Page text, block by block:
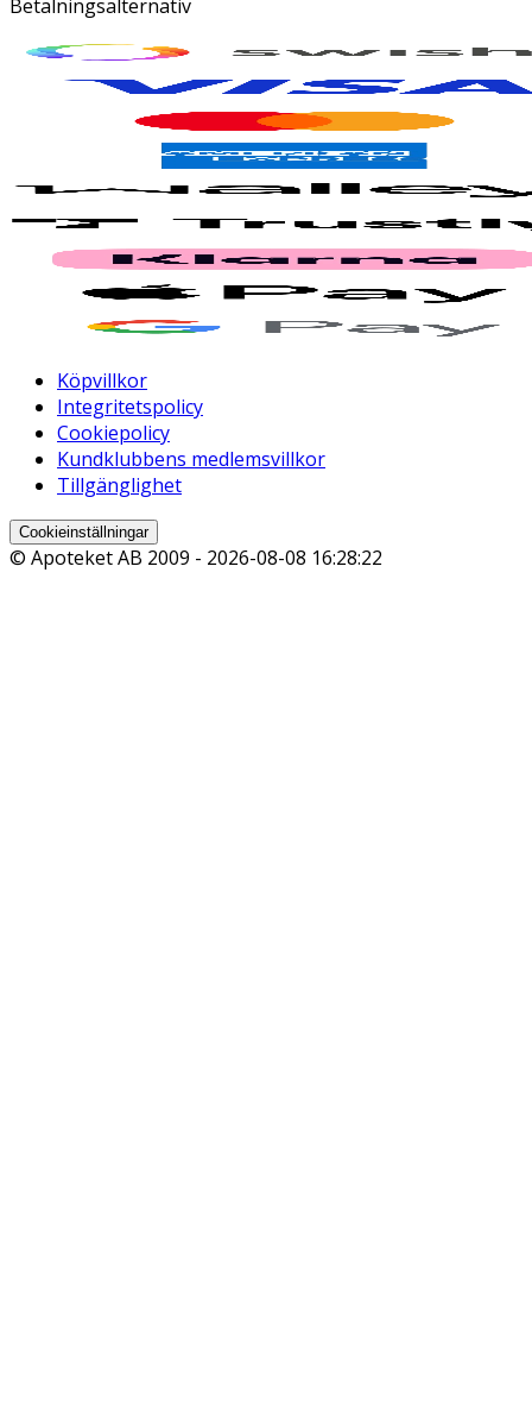
Betalningsalternativ
Köpvillkor
Integritetspolicy
Cookiepolicy
Kundklubbens medlemsvillkor
Tillgänglighet
Cookieinställningar
© Apoteket AB 2009 - 2026-08-08 16:28:22